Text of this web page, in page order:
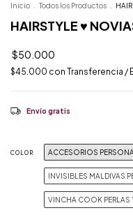
Inicio Todos los Productos
HAIRSTYLE ♥️
$50.000
$45.000 con Transferencia /
Envío gratis
COLOR ACCESORIOS
INVISIBLES MALDIVAS
VINCHA COOK PERLAS